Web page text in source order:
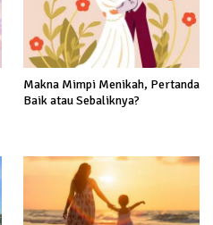
Makna Mimpi Menikah, Pertanda
Baik atau Sebaliknya?